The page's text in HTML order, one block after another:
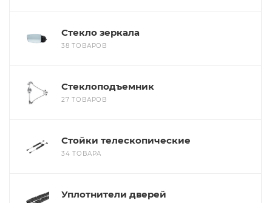
Стекло зеркала
38 ТОВАРОВ
Стеклоподъемник
27 ТОВАРОВ
Стойки телескопические
34 ТОВАРА
Уплотнители дверей